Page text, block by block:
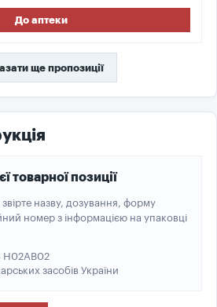
До аптеки
ще пропозиції
товарної позиції
назву, дозування, форму
номер з інформацією на упаковці
H02AB02
засобів України